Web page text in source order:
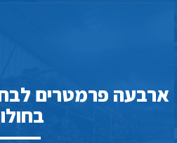
ארבעה פרמטרים